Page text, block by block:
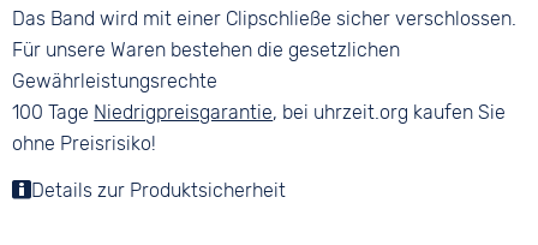
Das Band wird mit einer Clipschließe sicher verschlossen.
Für unsere Waren bestehen die gesetzlichen
Gewährleistungsrechte
100 Tage Niedrigpreisgarantie, bei uhrzeit.org kaufen Sie
ohne Preisrisiko!
Details zur Produktsicherheit